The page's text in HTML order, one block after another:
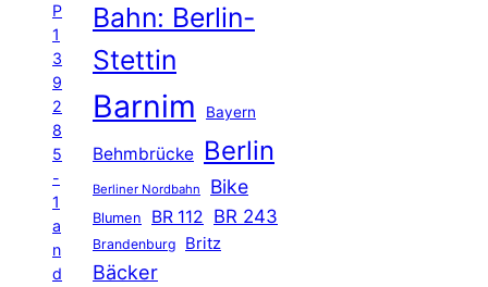
P
1
3
9
2
8
5
-
1
a
n
d
Bahn: Berlin-
Stettin
Barnim Bayern
Behmbrücke Berlin
Berliner Nordbahn Bike
Blumen BR 112 BR 243
Brandenburg Britz
Bäcker